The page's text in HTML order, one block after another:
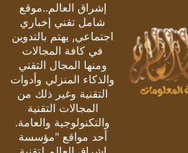
إشراق العالم..موقع
شامل تقني إخباري
اجتماعي, يهتم بالتدوين
في كافة المجالات
ومنها المجال التقني
والذكاء المنزلي وأدوات
التقنية وغير ذلك من
المجالات التقنية
والتكنولوجية والعامة.
أحد مواقع "مؤسسة